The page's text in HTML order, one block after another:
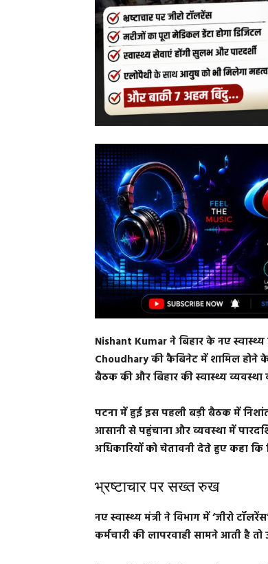
Nishant Kumar ने बिहार के नए
Choudhary की कैबिनेट में शामिल होने
बैठक की और बिहार की स्वास्थ्य व्यवस्था
पटना में हुई इस पहली बड़ी बैठक में
आसानी से पहुंचाना और व्यवस्था में
अधिकारियों को चेतावनी देते हुए कहा कि
भ्रष्टाचार पर सख्त रुख
नए स्वास्थ्य मंत्री ने विभाग में ‘जीरो
कर्मचारी की लापरवाही सामने आती है